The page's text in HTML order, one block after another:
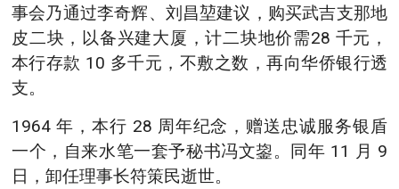
事会乃通过李奇辉、刘昌堃建议，购买武吉支那地
皮二块，以备兴建大厦，计二块地价需28 千元，
本行存款 10 多千元，不敷之数，再向华侨银行透
支。
1964 年，本行 28 周年纪念，赠送忠诚服务银盾
一个，自来水笔一套予秘书冯文鋆。同年 11 月 9
日，卸任理事长符策民逝世。